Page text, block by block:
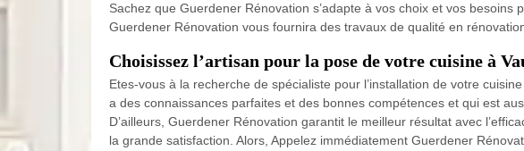
Sachez que Guerdener Rénovation s’adapte à vos choix et vos
Guerdener Rénovation vous fournira des travaux de qualité en
Choisissez l’artisan pour la pose de votre cuisine à
Etes-vous à la recherche de spécialiste pour l’installation de votre
a des connaissances parfaites et des bonnes compétences et qui est
D’ailleurs, Guerdener Rénovation garantit le meilleur résultat avec
la grande satisfaction. Alors, Appelez immédiatement Guerdener